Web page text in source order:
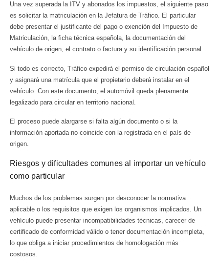
Una vez superada la ITV y abonados los impuestos, el siguiente paso
es solicitar la matriculación en la Jefatura de Tráfico. El particular
debe presentar el justificante del pago o exención del Impuesto de
Matriculación, la ficha técnica española, la documentación del
vehículo de origen, el contrato o factura y su identificación personal.
Si todo es correcto, Tráfico expedirá el permiso de circulación español
y asignará una matrícula que el propietario deberá instalar en el
vehículo. Con este documento, el automóvil queda plenamente
legalizado para circular en territorio nacional.
El proceso puede alargarse si falta algún documento o si la
información aportada no coincide con la registrada en el país de
origen.
Riesgos y dificultades comunes al importar un vehículo
como particular
Muchos de los problemas surgen por desconocer la normativa
aplicable o los requisitos que exigen los organismos implicados. Un
vehículo puede presentar incompatibilidades técnicas, carecer de
certificado de conformidad válido o tener documentación incompleta,
lo que obliga a iniciar procedimientos de homologación más
costosos.